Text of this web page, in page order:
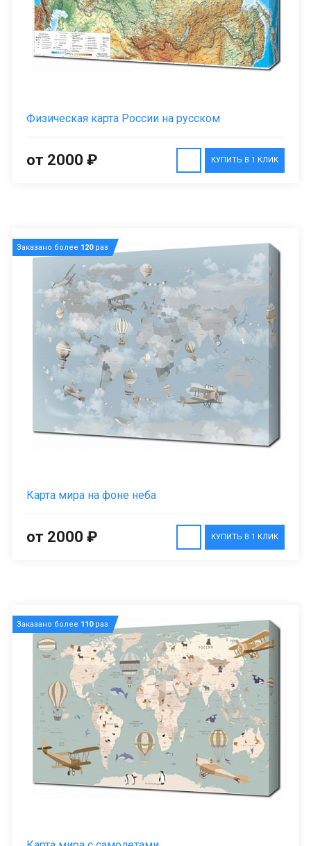
Физическая карта России на русском
КУПИТЬ В 1 КЛИК
от 2000 ₽
Заказано более 120раз
Карта мира на фоне неба
КУПИТЬ В 1 КЛИК
от 2000 ₽
Заказано более 110раз